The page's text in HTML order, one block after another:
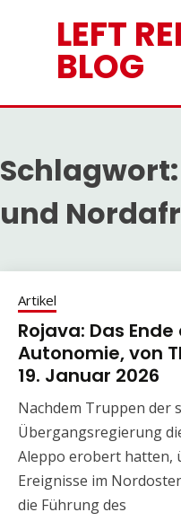
LEFT
BLOG
Schlagwort:
und
Artikel
Rojava: Das
Autonomie, von
19. Januar 2026
Nachdem Truppen der
Übergangsregierung
Aleppo erobert hatten,
Ereignisse im
die Führung des